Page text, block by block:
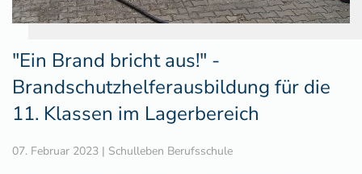
"Ein Brand bricht aus!" -
Brandschutzhelferausbildung für die
11. Klassen im Lagerbereich
07. Februar 2023 | Schulleben Berufsschule